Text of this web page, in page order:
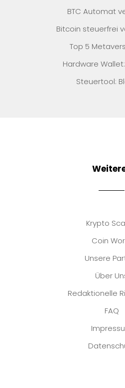
BTC Automat
Bitcoin steuerfrei
Top 5
Hardware
Steuertool:
Krypto
Coin
Unsere
Über
Redaktionelle
FAQ